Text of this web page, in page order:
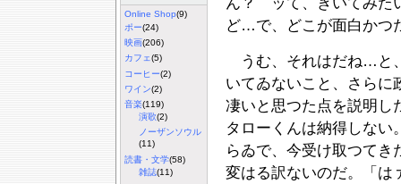
Online Shop(9)
ポー(24)
映画(206)
カフェ(5)
コーヒー(2)
ワイン(2)
音楽(119)
演歌(2)
ノーザンソウル
(11)
読書・文学(58)
雑誌(11)
ん？ ッて、きいてみた
ど…で、どこが面白かつ
うむ、それはだね…と
いてゐないこと、さらに
凄いと思つた点を説明し
タローくんは納得しない
らゐで、今受け取つて
変はる訳ないのだ。「は